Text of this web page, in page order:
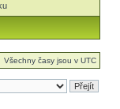
Všechny časy jsou v UTC